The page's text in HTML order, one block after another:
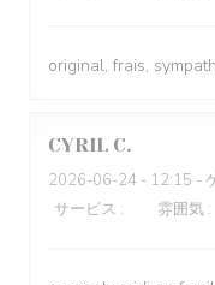
original, frais,
CYRIL C
2026-06-24 - 12:15 -
サービス : 雰囲気 :